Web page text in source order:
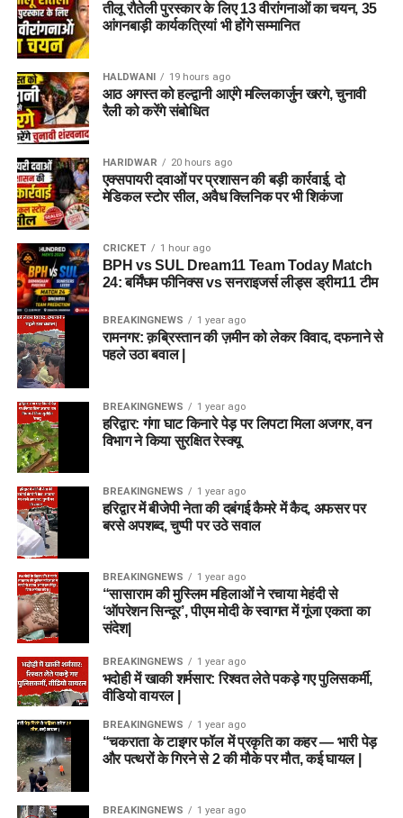
तीलू रौतेली पुरस्कार के लिए 13 वीरांगनाओं का चयन, 35
आंगनबाड़ी कार्यकत्रियां भी होंगे सम्मानित
HALDWANI 19 hours ago
आठ अगस्त को हल्द्वानी आएंगे मल्लिकार्जुन खरगे, चुनावी
रैली को करेंगे संबोधित
HARIDWAR 20 hours ago
एक्सपायरी दवाओं पर प्रशासन की बड़ी कार्रवाई, दो
मेडिकल स्टोर सील, अवैध क्लिनिक पर भी शिकंजा
CRICKET 1 hour ago
BPH vs SUL Dream11 Team Today Match
24: बर्मिंघम फीनिक्स vs सनराइजर्स लीड्स ड्रीम11 टीम
BREAKINGNEWS 1 year ago
रामनगर: क़ब्रिस्तान की ज़मीन को लेकर विवाद, दफनाने से
पहले उठा बवाल |
BREAKINGNEWS 1 year ago
हरिद्वार: गंगा घाट किनारे पेड़ पर लिपटा मिला अजगर, वन
विभाग ने किया सुरक्षित रेस्क्यू
BREAKINGNEWS 1 year ago
हरिद्वार में बीजेपी नेता की दबंगई कैमरे में कैद, अफसर पर
बरसे अपशब्द, चुप्पी पर उठे सवाल
BREAKINGNEWS 1 year ago
“सासाराम की मुस्लिम महिलाओं ने रचाया मेहंदी से
‘ऑपरेशन सिन्दूर’, पीएम मोदी के स्वागत में गूंजा एकता का
संदेश|
BREAKINGNEWS 1 year ago
भदोही में खाकी शर्मसार: रिश्वत लेते पकड़े गए पुलिसकर्मी,
वीडियो वायरल |
BREAKINGNEWS 1 year ago
“चकराता के टाइगर फॉल में प्रकृति का कहर — भारी पेड़
और पत्थरों के गिरने से 2 की मौके पर मौत, कई घायल |
BREAKINGNEWS 1 year ago